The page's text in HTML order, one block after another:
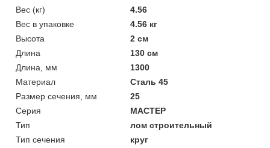
Вес (кг)
4.56
Вес в упаковке
4.56 кг
Высота
2 см
Длина
130 см
Длина, мм
1300
Материал
Сталь 45
Размер сечения, мм
25
Серия
МАСТЕР
Тип
лом строительный
Тип сечения
круг